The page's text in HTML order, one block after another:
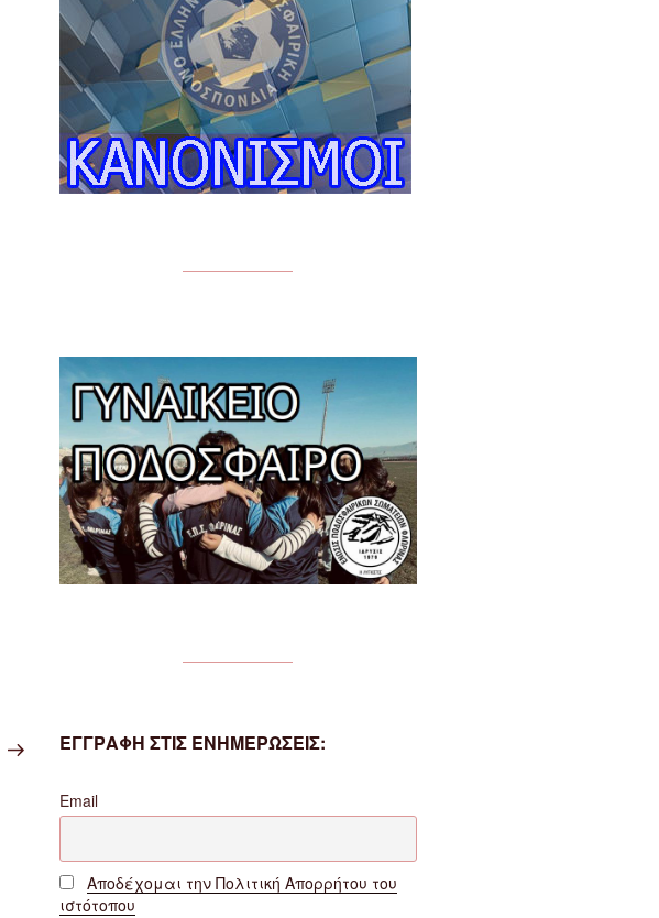
ΕΓΓΡΑΦΗ ΣΤΙΣ ΕΝΗΜΕΡΩΣΕΙΣ:
Email
Αποδέχομαι την Πολιτική Απορρήτου του
ιστότοπου